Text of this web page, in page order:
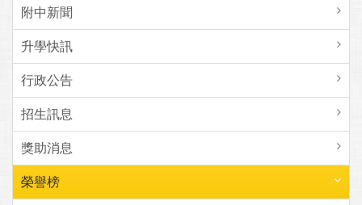
附中新聞
升學快訊
行政公告
招生訊息
獎助消息
榮譽榜